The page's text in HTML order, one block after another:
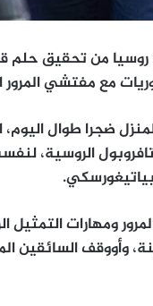
من تحقيق حلم
مع مفتشي المرور
ضجرا طوال
ستافروبول
ومهارات التمثيل
وأووقف